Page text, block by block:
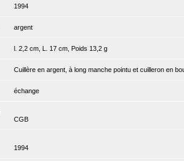
1994
argent
l. 2,2 cm, L. 17 cm, Poids 13,2 g
Cuillère en argent, à long manche pointu et cuilleron en
échange
CGB
1994